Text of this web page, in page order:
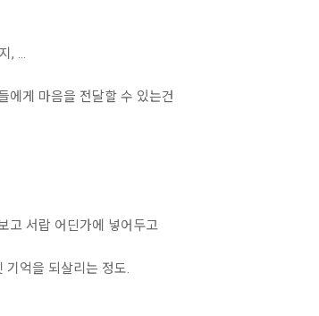
, ...
에게 마음을 전달할 수 있는건
고 서랍 어딘가에 넣어두고
기억을 되살리는 정도.